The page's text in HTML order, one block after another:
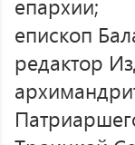
епархии;
епископ
редактор